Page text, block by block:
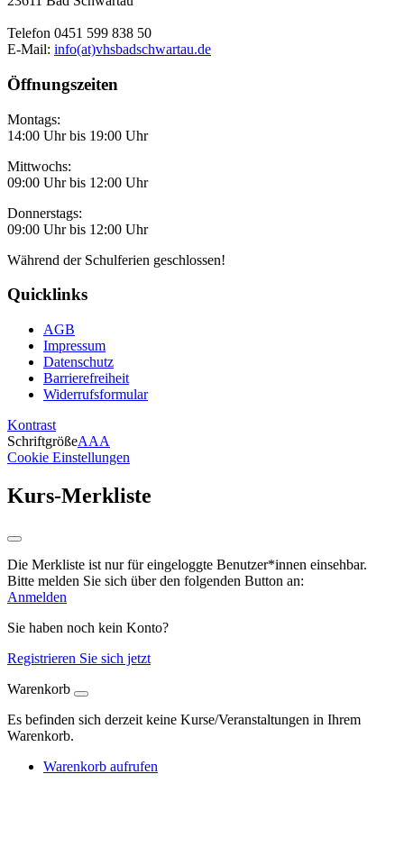
Telefon 0451 599 838 50
E-Mail: info(at)vhsbadschwartau.de
Öffnungszeiten
Montags:
14:00 Uhr bis 19:00 Uhr
Mittwochs:
09:00 Uhr bis 12:00 Uhr
Donnerstags:
09:00 Uhr bis 12:00 Uhr
Während der Schulferien geschlossen!
Quicklinks
AGB
Impressum
Datenschutz
Barrierefreiheit
Widerrufsformular
Kontrast
SchriftgrößeAAA
Cookie Einstellungen
Kurs-Merkliste
Die Merkliste ist nur für eingeloggte Benutzer*innen einsehbar.
Bitte melden Sie sich über den folgenden Button an:
Anmelden
Sie haben noch kein Konto?
Registrieren Sie sich jetzt
Warenkorb
Es befinden sich derzeit keine Kurse/Veranstaltungen in Ihrem
Warenkorb.
Warenkorb aufrufen